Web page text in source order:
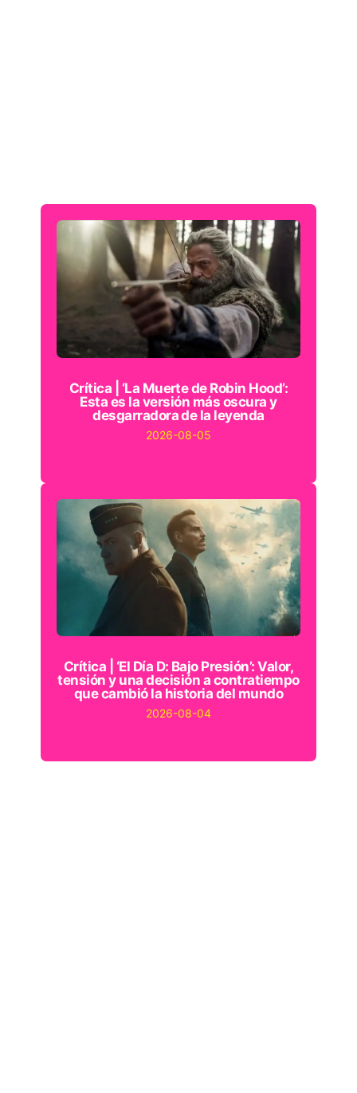
Crítica | ‘La Muerte de Robin Hood’:
Esta es la versión más oscura y
desgarradora de la leyenda
2026-08-05
Crítica | ‘El Día D: Bajo Presión’: Valor,
tensión y una decisión a contratiempo
que cambió la historia del mundo
2026-08-04